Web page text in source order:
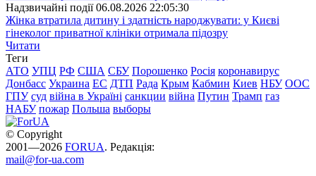
Надзвичайні події 06.08.2026 22:05:30
Жінка втратила дитину і здатність народжувати: у Києві
гінеколог приватної клініки отримала підозру
Читати
Теги
АТО УПЦ РФ США СБУ Порошенко Росія коронавирус
Донбасс Украина ЕС ДТП Рада Крым Кабмин Киев НБУ ООС
ГПУ суд війна в Україні санкции війна Путин Трамп газ
НАБУ пожар Польша выборы
© Copyright
2001—2026 FORUA. Редакція:
mail@for-ua.com